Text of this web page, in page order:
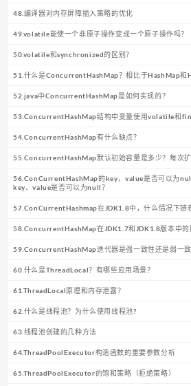
48.编译器对内存屏障插入策略的优化
49.volatile能使一个非原子操作变成一个原子操作吗？
50.volatile和synchronized的区别？
51.什么是ConcurrentHashMap？相比于HashMap和
52.java中ConcurrentHashMap是如何实现的？
53.ConcurrentHashMap结构中变量使用volatile和
54.ConcurrentHashMap有什么缺点？
55.ConcurrentHashMap默认初始容量是多少？每次扩
56.ConCurrentHashMap的key，value是否可以为
key、value是否可以为null？
57.ConCurrentHashmap在JDK1.8中，什么情况下链
58.ConcurrentHashMap在JDK1.7和JDK1.8版本中的
59.ConcurrentHashMap迭代器是强一致性还是弱一致
60.什么是ThreadLocal？有哪些应用场景？
61.ThreadLocal原理和内存泄露？
62.什么是线程池？为什么使用线程池?
63.线程池创建的几种方法
64.ThreadPoolExecutor构造函数的重要参数分析
65.ThreadPoolExecutor的饱和策略（拒绝策略）